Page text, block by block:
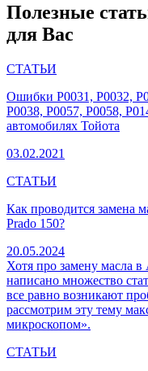
Полезные
для Вас
СТАТЬИ
Ошибки P0031, P0032,
P0038, P0057, P0058,
автомобилях Тойота
03.02.2021
СТАТЬИ
Как проводится замена
Prado 150?
20.05.2024
Хотя про замену масла
написано множество
все равно возникают
рассмотрим эту тему
микроскопом».
СТАТЬИ